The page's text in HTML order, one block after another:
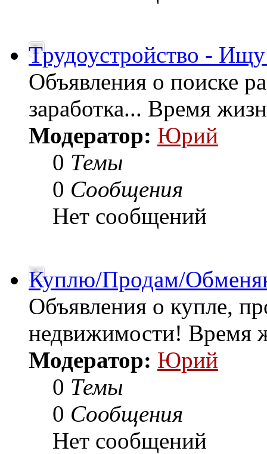
Трудоустройство -
Объявления о поиске
заработка... Время
Модератор: Юрий
0 Темы
0 Сообщения
Нет сообщений
Куплю/Продам/
Объявления о купле,
недвижимости! Время
Модератор: Юрий
0 Темы
0 Сообщения
Нет сообщений